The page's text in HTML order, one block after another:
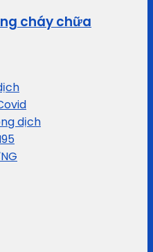
cháy chữa
dịch